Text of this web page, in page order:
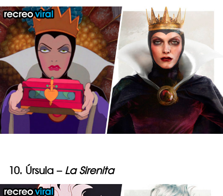
10. Úrsula – La Sirenita